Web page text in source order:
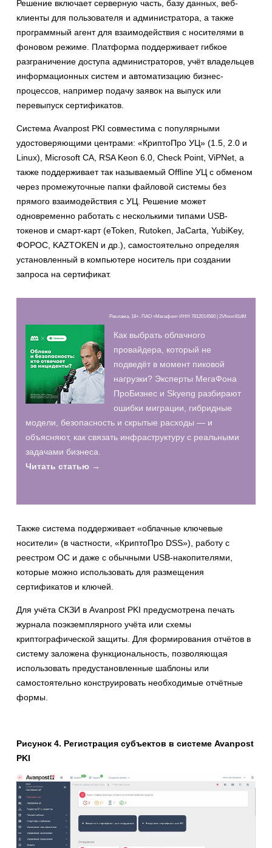
Решение включает серверную часть, базу данных, веб-
клиенты для пользователя и администратора, а также
программный агент для взаимодействия с носителями в
фоновом режиме. Платформа поддерживает гибкое
разграничение доступа администраторов, учёт владельцев
информационных систем и автоматизацию бизнес-
процессов, например подачу заявок на выпуск или
перевыпуск сертификатов.
Система Avanpost PKI совместима с популярными
удостоверяющими центрами: «КриптоПро УЦ» (1.5, 2.0 и
Linux), Microsoft CA, RSA Keon 6.0, Check Point, ViPNet, а
также поддерживает так называемый Offline УЦ с обменом
через промежуточные папки файловой системы без
прямого взаимодействия с УЦ. Решение может
одновременно работать с несколькими типами USB-
токенов и смарт-карт (eToken, Rutoken, JaCarta, YubiKey,
ФОРОС, KAZTOKEN и др.), самостоятельно определяя
установленный в компьютере носитель при создании
запроса на сертификат.
Реклама, 18+. ПАО «Мегафон» ИНН 7812014560 | 2Vfnxxr81dM
Как выбрать облачного
провайдера, который не
подведёт в момент пиковой
нагрузки? Эксперты МегаФона
ПроБизнес и Skyeng разбирают
ошибки миграции, гибридные
модели, безопасность и скрытые расходы — и
объясняют, как связать инфраструктуру с реальными
задачами бизнеса.
Читать статью →
Также система поддерживает «облачные ключевые
носители» (в частности, «КриптоПро DSS»), работу с
реестром ОС и даже с обычными USB-накопителями,
которые можно использовать для размещения
сертификатов и ключей.
Для учёта СКЗИ в Avanpost PKI предусмотрена печать
журнала поэкземплярного учёта или схемы
криптографической защиты. Для формирования отчётов в
систему заложена функциональность, позволяющая
использовать предустановленные шаблоны или
самостоятельно конструировать необходимые отчётные
формы.
Рисунок 4. Регистрация субъектов в системе Avanpost
PKI